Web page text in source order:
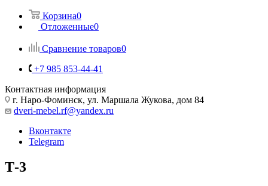
Корзина0
Отложенные0
Сравнение товаров0
+7 985 853-44-41
Контактная информация
г. Наро-Фоминск, ул. Маршала Жукова, дом 84
dveri-mebel.rf@yandex.ru
Вконтакте
Telegram
Т-3